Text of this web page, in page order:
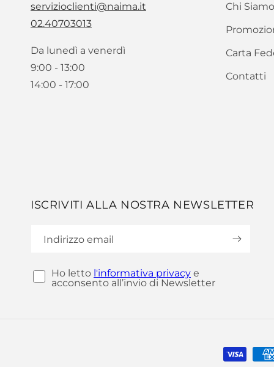
servizioclienti@naima.it
02.40703013
Da lunedì a venerdì
9:00 - 13:00
14:00 - 17:00
Chi Siamo
Carta
Contatti
ISCRIVITI ALLA NOSTRA NEWSLETTER
Indirizzo email
Ho letto l'informativa privacy e
acconsento all’invio di Newsletter
Metodi